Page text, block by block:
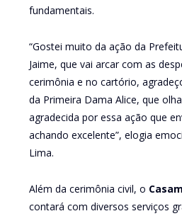
fundamentais.
“Gostei muito da ação da
Jaime, que vai arcar com as
cerimônia e no cartório,
da Primeira Dama Alice, que
agradecida por essa ação que
achando excelente”, elogia
Lima.
Além da cerimônia civil, o
contará com diversos serviços